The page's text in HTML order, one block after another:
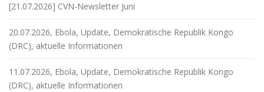
[21.07.2026] CVN-Newsletter Juni
20.07.2026, Ebola, Update, Demokratische Republik Kongo
(DRC), aktuelle Informationen
11.07.2026, Ebola, Update, Demokratische Republik Kongo
(DRC), aktuelle Informationen